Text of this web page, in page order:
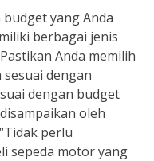
yang Anda
berbagai jenis
Anda memilih
dengan
dengan budget
oleh
perlu
sepeda motor yang